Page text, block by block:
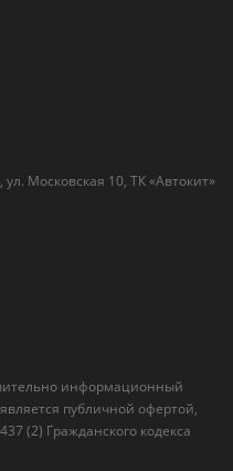
Московская 10, ТК «Автокит»
информационный
публичной офертой,
(2) Гражданского кодекса